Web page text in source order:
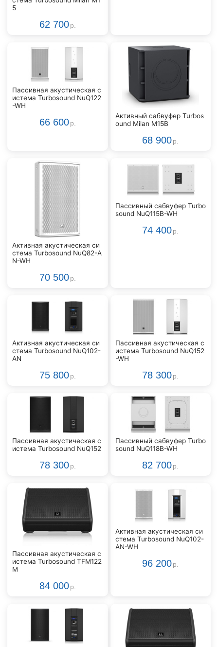
5
62 700 р.
Пассивная акустическая с
истема Turbosound NuQ122
-WH
66 600 р.
Активный сабвуфер Turbos
ound Milan M15B
68 900 р.
Активная акустическая си
стема Turbosound NuQ82-A
N-WH
70 500 р.
Пассивный сабвуфер Turbo
sound NuQ115B-WH
74 400 р.
Активная акустическая си
стема Turbosound NuQ102-
AN
75 800 р.
Пассивная акустическая с
истема Turbosound NuQ152
-WH
78 300 р.
Пассивная акустическая с
истема Turbosound NuQ152
78 300 р.
Пассивный сабвуфер Turbo
sound NuQ118B-WH
82 700 р.
Пассивная акустическая с
истема Turbosound TFM122
M
84 000 р.
Активная акустическая си
стема Turbosound NuQ102-
AN-WH
96 200 р.